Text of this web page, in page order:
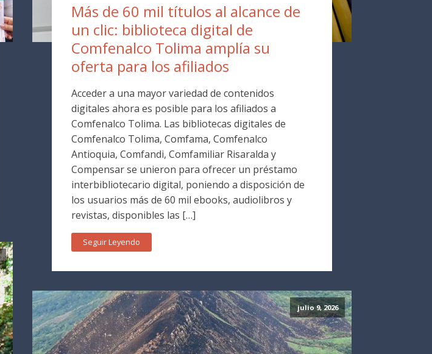
Más de 60 mil títulos al alcance de
un clic: biblioteca digital de
Comfenalco Tolima amplía su
oferta para los afiliados
Acceder a una mayor variedad de contenidos
digitales ahora es posible para los afiliados a
Comfenalco Tolima. Las bibliotecas digitales de
Comfenalco Tolima, Comfama, Comfenalco
Antioquia, Comfandi, Comfamiliar Risaralda y
Compensar se unieron para ofrecer un préstamo
interbibliotecario digital, poniendo a disposición de
los usuarios más de 60 mil ebooks, audiolibros y
revistas, disponibles las […]
Seguir Leyendo
julio 9, 2026